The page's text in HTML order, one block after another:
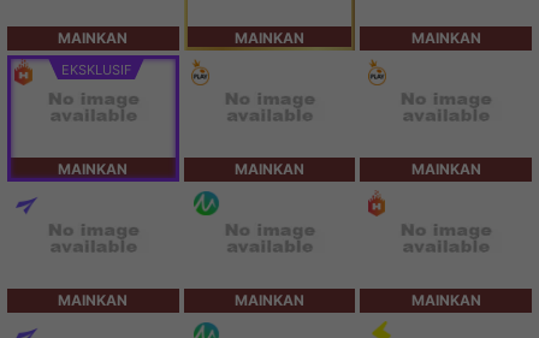
MAINKAN MAINKAN MAINKAN
EKSKLUSIF
MAINKAN MAINKAN MAINKAN
MAINKAN MAINKAN MAINKAN